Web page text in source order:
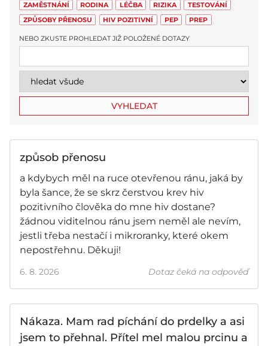
ZAMĚSTNÁNÍ
RODINA LÉČBA RIZIKA
TESTOVÁNÍ
ZPŮSOBY PŘENOSU
HIV POZITIVNÍ PEP PREP
NEBO ZKUSTE PROHLEDAT JIŽ POLOŽENÉ DOTAZY
VYHLEDAT
způsob přenosu
a kdybych měl na ruce otevřenou ránu, jaká by
byla šance, že se skrz čerstvou krev hiv
pozitivního člověka do mne hiv dostane?
žádnou viditelnou ránu jsem neměl ale nevím,
jestli třeba nestačí i mikroranky, které okem
nepostřehnu. Děkuji!
6. 8. 2026 Dotaz čeká na odpověď
Nákaza. Mam rad píchání do prdelky a asi
jsem to přehnal. Přítel mel malou prcinu a